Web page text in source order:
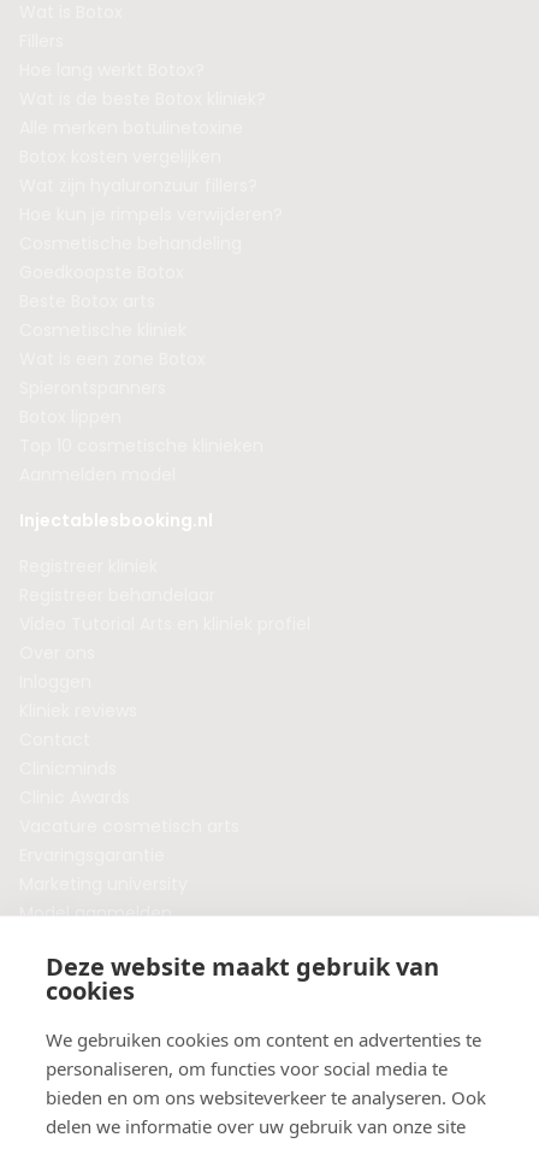
Deze website maakt gebruik van
cookies
We gebruiken cookies om content en advertenties te
personaliseren, om functies voor social media te
bieden en om ons websiteverkeer te analyseren. Ook
delen we informatie over uw gebruik van onze site
Injectablesbooking.nl
Model aanmelden
Algemene voorwaarden
Privacybeleid
Veelgestelde vragen
Botox behandeling in jouw regio?
Vergelijk klinieken per provincie